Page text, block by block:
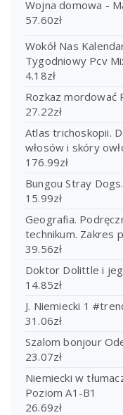
Wojna domowa -
57.60zł
Wokół Nas
Tygodniowy Pcv
4.18zł
Rozkaz mordować
27.22zł
Atlas trichoskopii.
włosów i skóry
176.99zł
Bungou Stray
15.99zł
Geografia.
technikum. Zakres
39.56zł
Doktor Dolittle i
14.85zł
J. Niemiecki 1
31.06zł
Szalom bonjour
23.07zł
Niemiecki w
Poziom A1-B1
26.69zł